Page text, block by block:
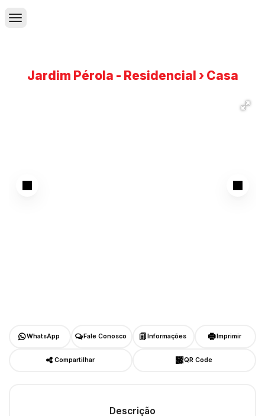
Jardim Pérola - Residencial › Casa
WhatsApp Fale Conosco Informações Imprimir
Compartilhar QR Code
Descrição